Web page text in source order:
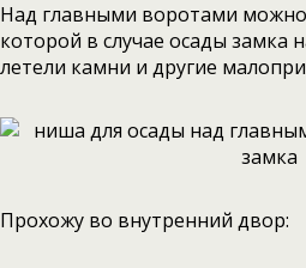
Над главными воротами
которой в случае осады
летели камни и другие
Прохожу во внутренний двор: